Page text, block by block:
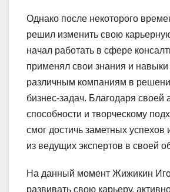
Однако после некоторого
решил изменить свою
начал работать в сфере
применял свои знания и
различным компаниям в
бизнес-задач. Благодаря своей
способности и творческому
смог достичь заметных успехов
из ведущих экспертов в своей
На данный момент Жижикин
развивать свою карьеру,